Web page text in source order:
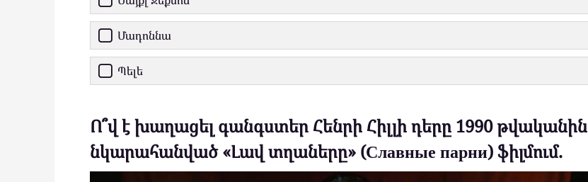
Մադոննա
Պելե
Ո՞վ է խաղացել գանգստեր Հենրի Հիլլի դերը 1990 թվականին
նկարահանված «Լավ տղաները» (Славные парни) ֆիլմում.